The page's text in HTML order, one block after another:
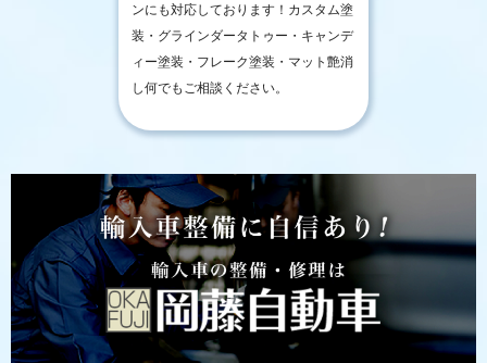
ンにも対応しております！カスタム塗
装・グラインダータトゥー・キャンデ
ィー塗装・フレーク塗装・マット艶消
し何でもご相談ください。